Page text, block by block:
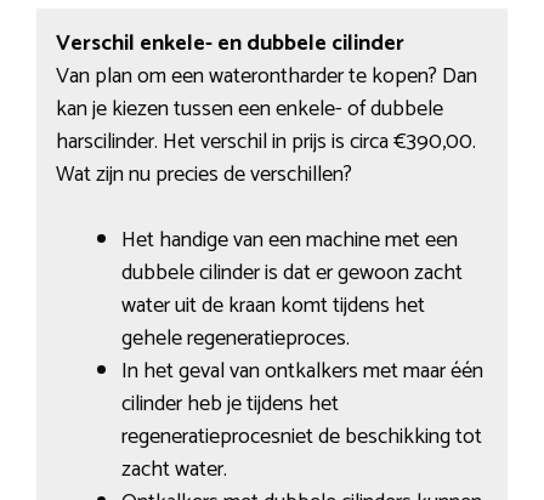
Verschil enkele- en dubbele cilinder
Van plan om een waterontharder te kopen? Dan
kan je kiezen tussen een enkele- of dubbele
harscilinder. Het verschil in prijs is circa €390,00.
Wat zijn nu precies de verschillen?
Het handige van een machine met een
dubbele cilinder is dat er gewoon zacht
water uit de kraan komt tijdens het
gehele regeneratieproces.
In het geval van ontkalkers met maar één
cilinder heb je tijdens het
regeneratieprocesniet de beschikking tot
zacht water.